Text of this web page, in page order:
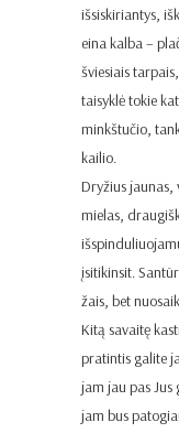
išsiskiriantys,
eina kalba –
šviesiais
taisyklė tokie
minkštučio,
kailio.
Dryžius jaunas,
mielas,
įsitikinsit.
žais, bet
Kitą savaitę
pratintis galite
jam jau pas
jam bus